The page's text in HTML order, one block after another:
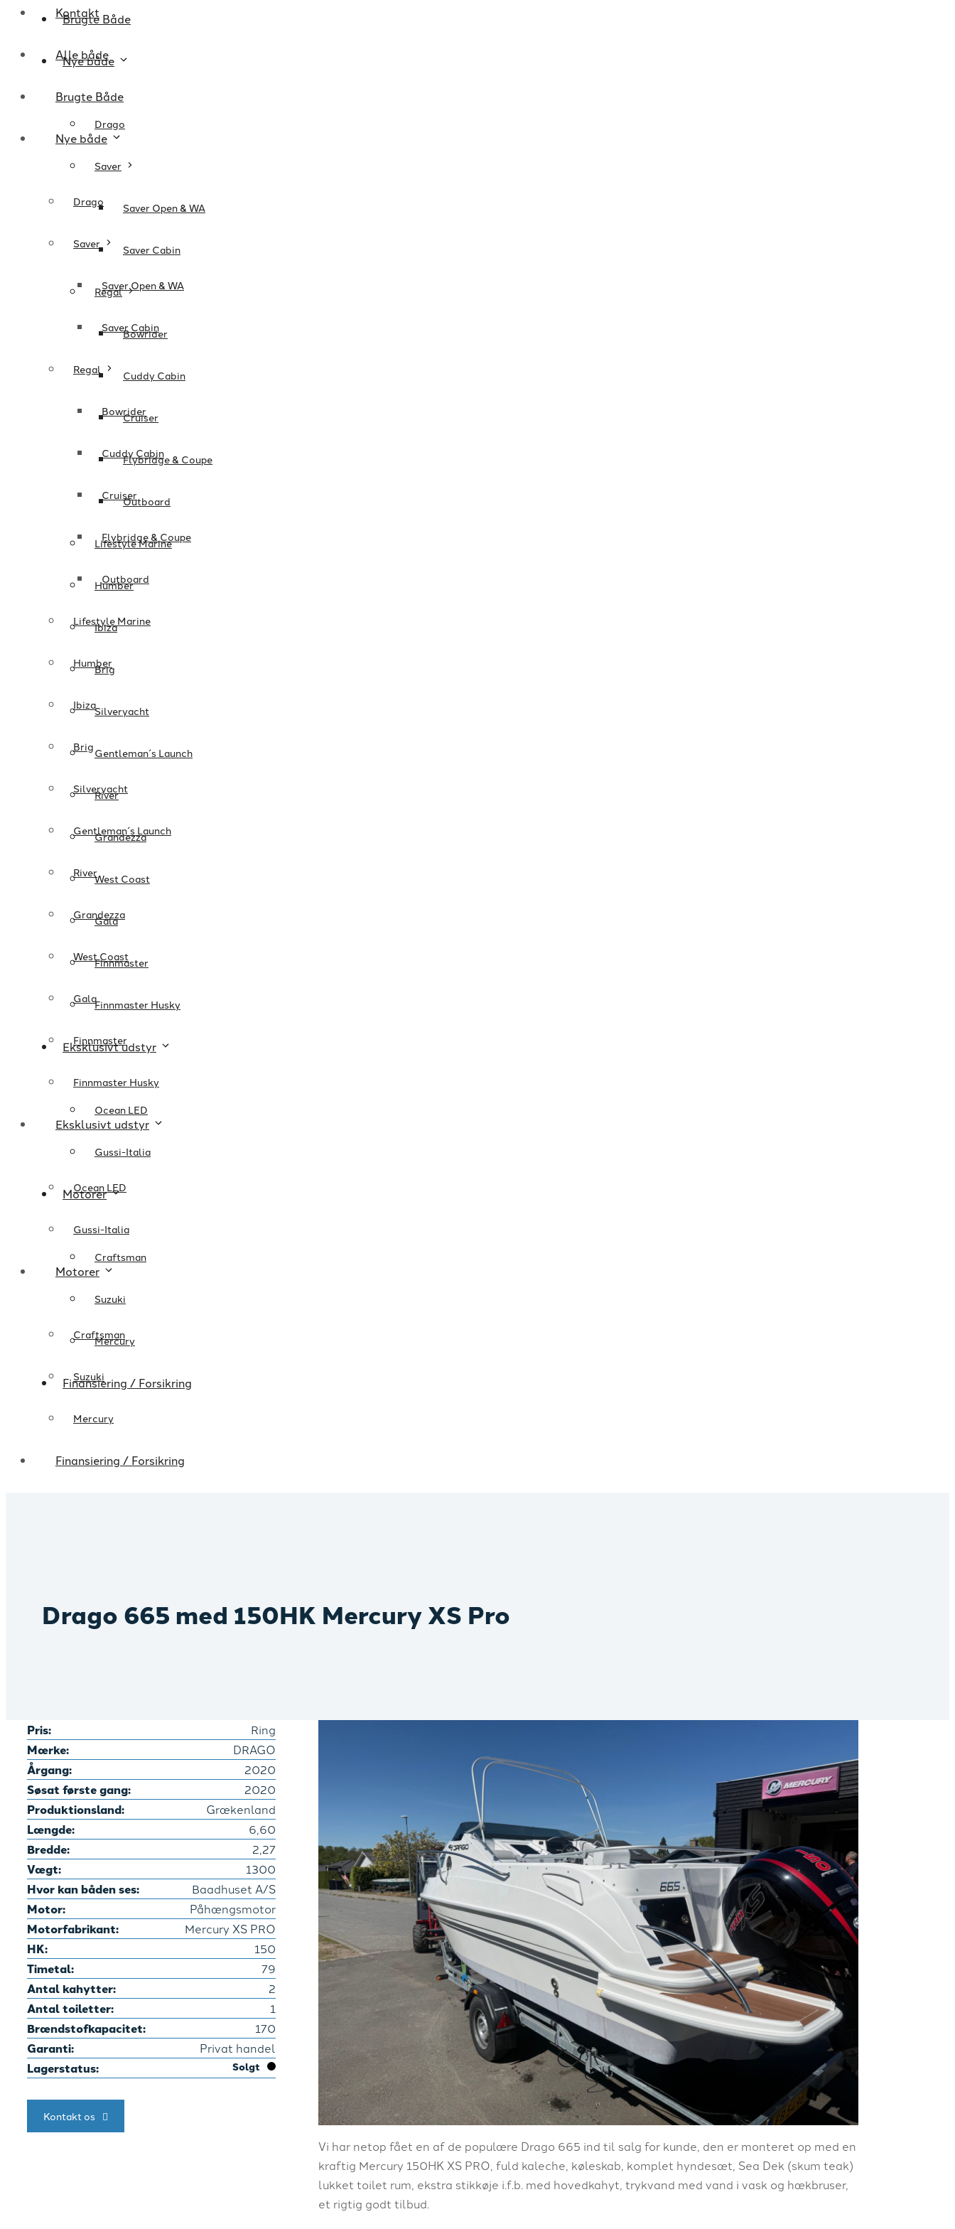
Brugte Både
Nye både
Drago
Saver
Saver Open & WA
Saver Cabin
Regal
Bowrider
Cuddy Cabin
Cruiser
Flybridge & Coupe
Outboard
Lifestyle Marine
Humber
Ibiza
Brig
Silveryacht
Gentleman´s Launch
River
Grandezza
West Coast
Gala
Finnmaster
Finnmaster Husky
Eksklusivt udstyr
Ocean LED
Gussi-Italia
Motorer
Craftsman
Suzuki
Mercury
Finansiering / Forsikring
Kontakt
Alle både
Brugte Både
Nye både
Drago
Saver
Saver Open & WA
Saver Cabin
Regal
Bowrider
Cuddy Cabin
Cruiser
Flybridge & Coupe
Outboard
Lifestyle Marine
Humber
Ibiza
Brig
Silveryacht
Gentleman´s Launch
River
Grandezza
West Coast
Gala
Finnmaster
Finnmaster Husky
Eksklusivt udstyr
Ocean LED
Gussi-Italia
Motorer
Craftsman
Suzuki
Mercury
Finansiering / Forsikring
Drago 665 med 150HK Mercury XS Pro
Pris: Ring
Mærke: DRAGO
Årgang: 2020
Søsat første gang: 2020
Produktionsland: Grækenland
Længde: 6,60
Bredde: 2,27
Vægt: 1300
Hvor kan båden ses: Baadhuset A/S
Motor: Påhængsmotor
Motorfabrikant: Mercury XS PRO
HK: 150
Timetal: 79
Antal kahytter: 2
Antal toiletter: 1
Brændstofkapacitet: 170
Garanti: Privat handel
Lagerstatus: Solgt
Kontakt os
Vi har netop fået en af de populære Drago 665 ind til salg for kunde, den er monteret op med en
kraftig Mercury 150HK XS PRO, fuld kaleche, køleskab, komplet hyndesæt, Sea Dek (skum teak)
lukket toilet rum, ekstra stikkøje i.f.b. med hovedkahyt, trykvand med vand i vask og hækbruser,
et rigtig godt tilbud.